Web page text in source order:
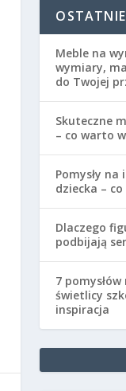
Meble na
wymiary,
do Twojej
Skuteczne
– co warto
Pomysły
dziecka –
Dlaczego
podbijają
7
świetlicy
inspiracja